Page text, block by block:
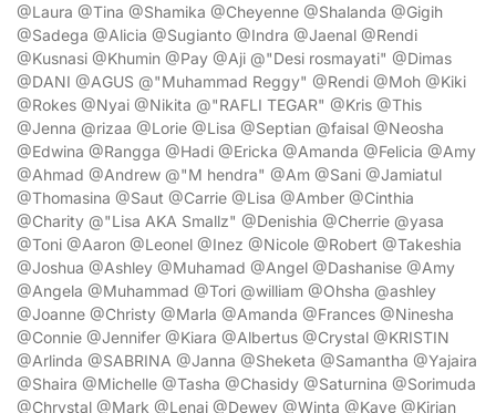
@Laura @Tina @Shamika @Cheyenne @Shalanda @Gigih
@Sadega @Alicia @Sugianto @Indra @Jaenal @Rendi
@Kusnasi @Khumin @Pay @Aji @"Desi rosmayati" @Dimas
@DANI @AGUS @"Muhammad Reggy" @Rendi @Moh @Kiki
@Rokes @Nyai @Nikita @"RAFLI TEGAR" @Kris @This
@Jenna @rizaa @Lorie @Lisa @Septian @faisal @Neosha
@Edwina @Rangga @Hadi @Ericka @Amanda @Felicia @Amy
@Ahmad @Andrew @"M hendra" @Am @Sani @Jamiatul
@Thomasina @Saut @Carrie @Lisa @Amber @Cinthia
@Charity @"Lisa AKA Smallz" @Denishia @Cherrie @yasa
@Toni @Aaron @Leonel @Inez @Nicole @Robert @Takeshia
@Joshua @Ashley @Muhamad @Angel @Dashanise @Amy
@Angela @Muhammad @Tori @william @Ohsha @ashley
@Joanne @Christy @Marla @Amanda @Frances @Ninesha
@Connie @Jennifer @Kiara @Albertus @Crystal @KRISTIN
@Arlinda @SABRINA @Janna @Sheketa @Samantha @Yajaira
@Shaira @Michelle @Tasha @Chasidy @Saturnina @Sorimuda
@Chrystal @Mark @Lenai @Dewey @Winta @Kaye @Kirian